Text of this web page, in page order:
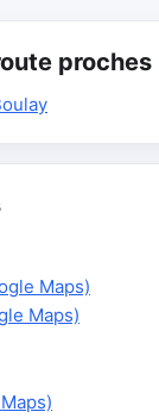
proches
Maps)
Maps)